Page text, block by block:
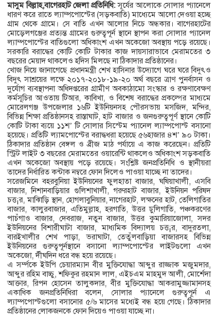
মাসুম বিল্লাহ,বাগেরহাট জেলা প্রতিনিধি:সূর্যের আলোকে সোলার প্যানেলে
ধারণ করে রাতে ল্যাম্পপোস্টের (সড়কবাতি) মাধ্যেমে আলো দেওয়া হচ্ছে
গ্রাম থেকে গ্রামে। সে বাতি এখন আলোর নিচে অন্ধকার। বাগেরহাটের
মোড়েলগঞ্জের প্রত্যন্ত গ্রামের গুরুত্বপূর্ন স্থানে স্থাপন করা সোলার প্যানেল
ল্যাম্পপোস্টের বাতিগুলো অধিকাংশ এখন অকেজো অবস্থায় পড়ে রয়েছে।
সরকারি বরাদ্ধের কোটি কোটি টাকার কাজ দায়সারাভাবে মেরামতের ৩
বছরের মেয়াদ থাকলেও হদিস মিলছে না ঠিকাদার প্রতিষ্ঠানের।
খোজ নিয়ে জানাগেছে প্রধানমন্ত্রী শেখ হাসিনার উদ্যোগে ঘরে ঘরে বিদুৎও
বিদুৎ সাশ্রয়ের লক্ষে ২০১৭-২০১৮-১৯-২০ অর্থ বছরে ত্রাণ পুনর্বাসন ও
দুর্যোগ ব্যবস্থাপনা অধিদপ্তরের গ্রামীণ অবকাঠামো সংস্কার ও রক্ষণাবেক্ষণ
কর্মসূচির আওতায় টিআর, কাবিখা, ও বিশেষ বরাদ্ধের প্রকল্পের মাধ্যমে
মোরেলগঞ্জ উপজেলার ১৬টি ইউনিয়নসহ পৌরসভায় মসজিদ, মন্দির,
বিভিন্ন শিক্ষা প্রতিষ্ঠানসহ রাস্তাঘাট, হাট বাজার ও জনগুরুত্বপূর্ণ স্থানে কোটি
কোটি টাকা ব্যয়ে ১১শ’ টি সোলার সিস্টেম প্যানেল ল্যাম্পপোস্ট বসানো
হয়েছে। প্রতিটি ল্যামপোস্টের বরাদ্ধধরা হয়েছে ৫৬হাজার ৪শ’ ৯০ টাকা।
ঠিকাদার প্রতিষ্ঠান বেঙ্গল ও ব্রীজ মাঠ পর্যায়ে এ কাজ করেছেন। প্রতিটি
স্ট্রিট লাইট ৩ বছরের মেরামতের ওয়ারেন্টি থাকলেও অধিকাংশ সড়কবাতি
এখন অকেজো অবস্থায় পড়ে রয়েছে। সংশ্লিষ্ট জনপ্রতিনিধি ও স্থানীয়রা
তাদের নির্ধারিত কন্টাক নম্বরে ফোন দিলেও পাওয়া যাচ্ছে না তাদের।
সরেজমিনে বহরবুনিয়া ইউনিয়নের ফুলহাতা বাজার, ঘষিয়াখালী, এসবি
বাজার, নিশানবাড়িয়ার গুলিশাখালী, গরুরহাট বাজার, ইউনিয়ন পরিষদ
চত্ত¡র, মাঝিাড়ি স্থান, হোগলাবুনিয়ার, নাগেরহাট, লক্ষনের হাট, তেলিগাতির
বাজার, কালুরবাজার, এতিমুল্লাহ, হরগাতি, উত্তর ঢুলিগাতি, পঞ্চকরণের
পাচঁগাও বাজার, দেবরাজ, নতুন বাজার, উত্তর কুমারিয়াজোলা, সদর
ইউনিয়নের বিশারীঘাটা বাজার, মাধ্যমিক বিদ্যালয় চত্ত¡র, বাদুরতলা,
বারইখালীর শেখ পাড়া, ভরাঘাটা, তেতুঁলবাড়িয়া বাজারসহ বিভিন্ন
ইউনিয়নের গুরুত্বপূর্নস্থানে বসানো ল্যাম্পপোস্টের লাইটগুলো এখন
অকেজো, র্দীঘদিন ধরে বন্ধ হয়ে রয়েছে।
এ সর্ম্পকে ইউপি চেয়ারম্যান বীর মুক্তিযোদ্ধা আব্দুর রাজ্জাক মজুমদার,
আব্দুর রহিম বাচ্চু, শফিকুর রহমান লাল, এইচএম মাহমুদ আলী, মোর্শেদা
আক্তার, রিপন হোসেন তালুকদার, বীর মুক্তিযোদ্ধা আকরামুজ্জামানসহ
একাধিক জনপ্রতিনিধিরা বলেন, সোলার প্যানেলে গুরুত্বপূর্ন এ
ল্যাম্পপোস্টগুলো বসানোর ৫/৬ মাসের মধ্যেই বন্ধ হয়ে গেছে। ঠিকাদার
প্রতিষ্ঠানের লোকজনকে ফোন দিয়েও পাওয়া যাচ্ছে না।